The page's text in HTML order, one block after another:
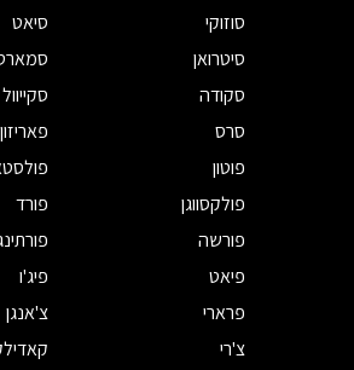
סוזוקי
סיאט
סיטרואן
סקודה
סקייוול
סרס
פאריזון
פוטון
פולקסווגן
פורד
פורשה
פיאט
פיג'ו
פרארי
צ'אנגן
צ'רי